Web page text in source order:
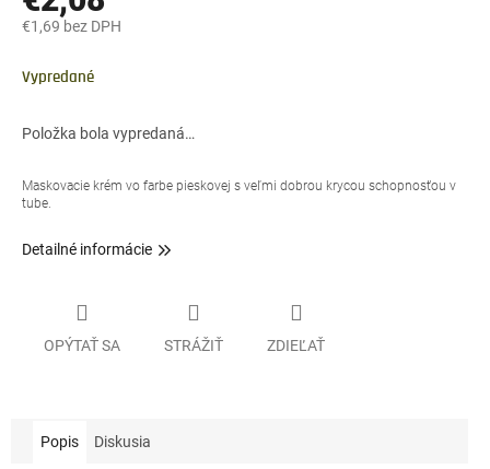
€1,69 bez DPH
cena:
Vypredané
Položka bola vypredaná…
Maskovacie krém vo farbe pieskovej s veľmi dobrou krycou schopnosťou v
tube.
Detailné informácie
OPÝTAŤ SA STRÁŽIŤ ZDIEĽAŤ
Popis Diskusia